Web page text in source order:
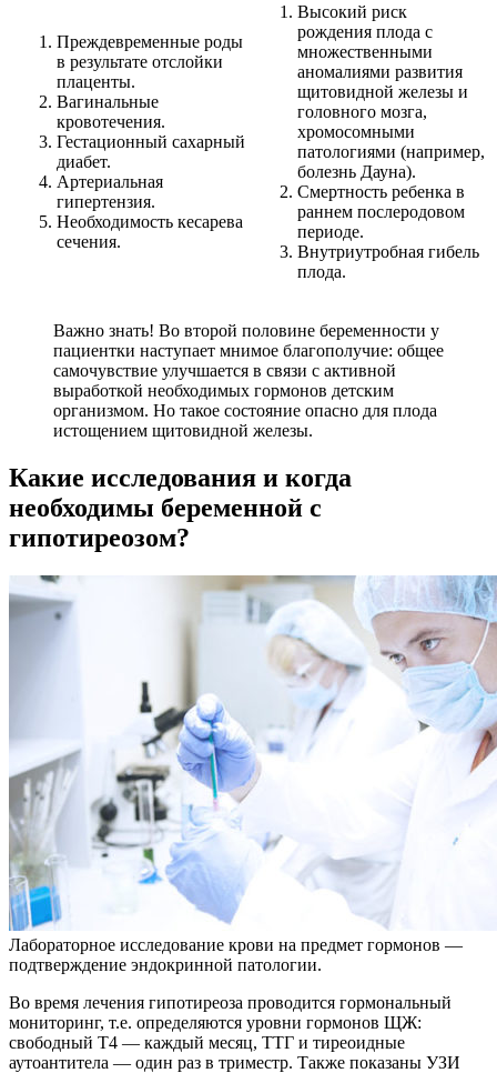
Преждевременные роды
в результате отслойки
плаценты.
Вагинальные
кровотечения.
Гестационный сахарный
диабет.
Артериальная
гипертензия.
Необходимость кесарева
сечения.
Высокий риск
рождения плода с
множественными
аномалиями развития
щитовидной железы и
головного мозга,
хромосомными
патологиями (например,
болезнь Дауна).
Смертность ребенка в
раннем послеродовом
периоде.
Внутриутробная гибель
плода.
Важно знать! Во второй половине беременности у
пациентки наступает мнимое благополучие: общее
самочувствие улучшается в связи с активной
выработкой необходимых гормонов детским
организмом. Но такое состояние опасно для плода
истощением щитовидной железы.
Какие исследования и когда
необходимы беременной с
гипотиреозом?
Лабораторное исследование крови на предмет гормонов —
подтверждение эндокринной патологии.
Во время лечения гипотиреоза проводится гормональный
мониторинг, т.е. определяются уровни гормонов ЩЖ:
свободный Т4 — каждый месяц, ТТГ и тиреоидные
аутоантитела — один раз в триместр. Также показаны УЗИ